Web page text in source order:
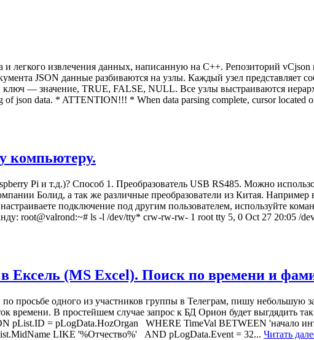
легкого извлечения данных, написанную на C++. Репозиторий
JSON данные разбиваются на узлы. Каждый узел представляет
— значение, TRUE, FALSE, NULL. Все узлы выстраиваются
json data. * ATTENTION!!! * When data parsing complete, cursor located
компьютеру.
Pi и т.д.)? Способ 1. Преобразователь USB RS485. Можно
Болид, а так же различные преобразователи из Китая.
подключение под другим пользователем, используйте
root@valrond:~# ls -l /dev/tty* crw-rw-rw- 1 root tty 5, 0 Oct 27 20:05 /
(MS Excel). Поиск по времени и
одного из участников группы в Телеграм, пишу небольшую
времени. В простейшем случае запрос к БД Орион будет выгдядить
= pLogData.HozOrgan WHERE TimeVal BETWEEN 'начало
LIKE '%Отчество%' AND pLogData.Event = 32... Читать